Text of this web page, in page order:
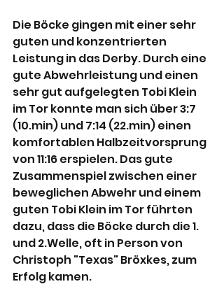
Die Böcke gingen mit einer sehr
guten und konzentrierten
Leistung in das Derby. Durch eine
gute Abwehrleistung und einen
sehr gut aufgelegten Tobi Klein
im Tor konnte man sich über 3:7
(10.min) und 7:14 (22.min) einen
komfortablen Halbzeitvorsprung
von 11:16 erspielen. Das gute
Zusammenspiel zwischen einer
beweglichen Abwehr und einem
guten Tobi Klein im Tor führten
dazu, dass die Böcke durch die 1.
und 2.Welle, oft in Person von
Christoph "Texas" Bröxkes, zum
Erfolg kamen.